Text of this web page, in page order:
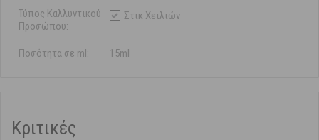
Τύπος Καλλυντικού
Προσώπου:
Στικ Χειλιών
Ποσότητα σε ml: 15ml
Κριτικές